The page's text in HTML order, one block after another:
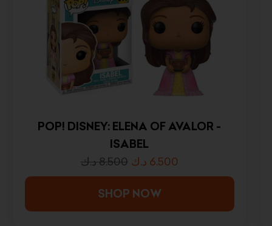
POP! DISNEY: ELENA OF AVALOR -
ISABEL
8.500د.ك 6.500 د.ك
SHOP NOW